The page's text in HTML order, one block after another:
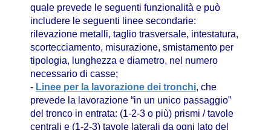
quale prevede le seguenti funzionalità e può
includere le seguenti linee secondarie:
rilevazione metalli, taglio trasversale, intestatura,
scortecciamento, misurazione, smistamento per
tipologia, lunghezza e diametro, nel numero
necessario di casse;
- Linee per la lavorazione dei tronchi, che
prevede la lavorazione “in un unico passaggio”
del tronco in entrata: (1-2-3 o più) prismi / tavole
centrali e (1-2-3) tavole laterali da ogni lato del